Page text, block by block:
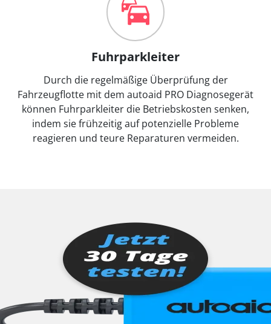
Fuhrparkleiter
Durch die regelmäßige Überprüfung der
Fahrzeugflotte mit dem autoaid PRO Diagnosegerät
können Fuhrparkleiter die Betriebskosten senken,
indem sie frühzeitig auf potenzielle Probleme
reagieren und teure Reparaturen vermeiden.